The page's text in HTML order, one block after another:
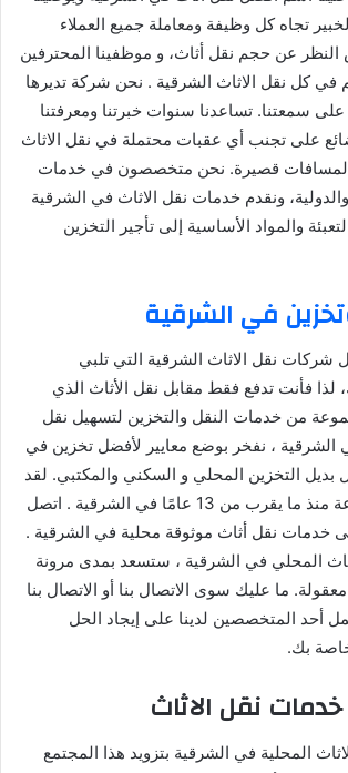
تجاه كل وظيفة ومعاملة جميع العملاء
عن حجم نقل أثاث، و موظفينا المحترفين
في كل نقل الاثاث الشرقية . نحن شركة تديرها
على سمعتنا. تساعدنا سنوات خبرتنا ومعرفتنا
على تجنب أي عقبات محتملة في نقل الاثاث
لمسافات قصيرة. نحن متخصصون في خدمات
ونقدم خدمات نقل الاثاث في الشرقية
والمواد الأساسية إلى تأجير التخزين
في الشرقية
نقل الاثاث الشرقية التي تلبي
لذا فأنت تدفع فقط مقابل نقل الأثاث الذي
من خدمات النقل والتخزين لتسهيل نقل
الشرقية ، نفخر بوضع معايير لأفضل تخزين في
التخزين المحلي و السكني والمكتبي. لقد
كنا الرائد في الصناعة منذ ما يقرب من 13 عامًا في الشرقية . اتصل
خدمات نقل أثاث موثوقة محلية في الشرقية .
المحلي في الشرقية ، ستسعد بمدى مرونة
ما عليك سوى الاتصال بنا أو الاتصال بنا
أحد المتخصصين لدينا على إيجاد الحل
بك.
نقل الاثاث
المحلية في الشرقية بتزويد هذا المجتمع